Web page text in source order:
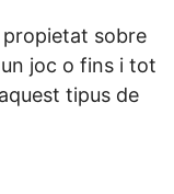
propietat sobre
joc o fins i tot
tipus de